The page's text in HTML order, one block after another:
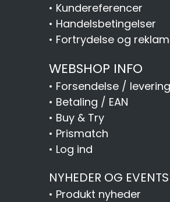
• Kundereferencer
• Handelsbetingelser
• Fortrydelse og
WEBSHOP INFO
• Forsendelse / levering
• Betaling / EAN
• Buy & Try
• Prismatch
• Log ind
NYHEDER OG EVENTS
• Produkt nyheder